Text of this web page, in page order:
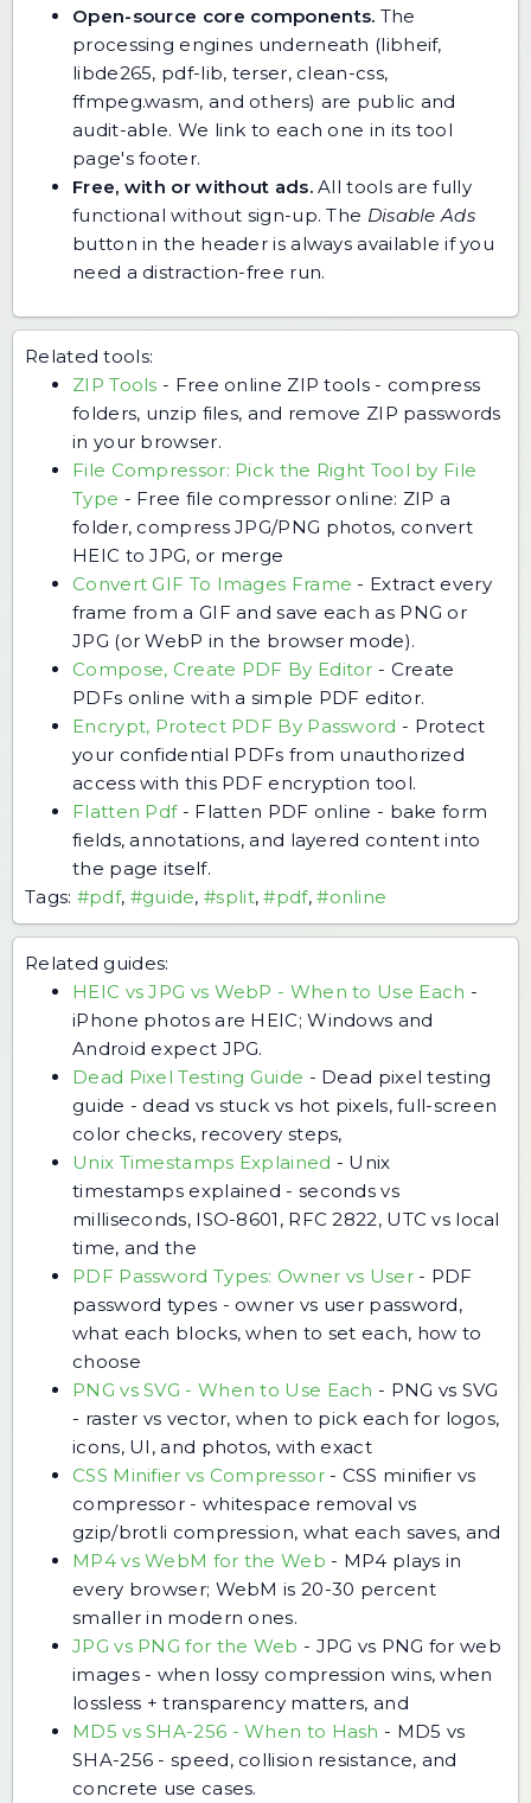
Open-source core components. The
processing engines underneath (libheif,
libde265, pdf-lib, terser, clean-css,
ffmpeg.wasm, and others) are public and
audit-able. We link to each one in its tool
page's footer.
Free, with or without ads.All tools are fully
functional without sign-up. The Disable Ads
button in the header is always available if you
need a distraction-free run.
Related tools:
ZIP Tools - Free online ZIP tools - compress
folders, unzip files, and remove ZIP passwords
in your browser.
File Compressor: Pick the Right Tool by File
Type - Free file compressor online: ZIP a
folder, compress JPG/PNG photos, convert
HEIC to JPG, or merge
Convert GIF To Images Frame - Extract every
frame from a GIF and save each as PNG or
JPG (or WebP in the browser mode).
Compose, Create PDF By Editor - Create
PDFs online with a simple PDF editor.
Encrypt, Protect PDF By Password - Protect
your confidential PDFs from unauthorized
access with this PDF encryption tool.
Flatten Pdf- Flatten PDF online - bake form
fields, annotations, and layered content into
the page itself.
Tags: #pdf, #guide,#split,#pdf,#online
Related guides:
HEIC vs JPG vs WebP - When to Use Each -
iPhone photos are HEIC; Windows and
Android expect JPG.
Dead Pixel Testing Guide - Dead pixel testing
guide - dead vs stuck vs hot pixels, full-screen
color checks, recovery steps,
Unix Timestamps Explained - Unix
timestamps explained - seconds vs
milliseconds, ISO-8601, RFC 2822, UTC vs local
time, and the
PDF Password Types: Owner vs User- PDF
password types - owner vs user password,
what each blocks, when to set each, how to
choose
PNG vs SVG - When to Use Each - PNG vs SVG
- raster vs vector, when to pick each for logos,
icons, UI, and photos, with exact
CSS Minifier vs Compressor- CSS minifier vs
compressor - whitespace removal vs
gzip/brotli compression, what each saves, and
MP4 vs WebM for the Web - MP4 plays in
every browser; WebM is 20-30 percent
smaller in modern ones.
JPG vs PNG for the Web - JPG vs PNG for web
images - when lossy compression wins, when
lossless + transparency matters, and
MD5 vs SHA-256 - When to Hash - MD5 vs
SHA-256 - speed, collision resistance, and
concrete use cases.